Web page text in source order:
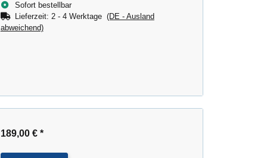
Sofort bestellbar
Lieferzeit: 2 - 4 Werktage (DE - Ausland
abweichend)
189,00 € *